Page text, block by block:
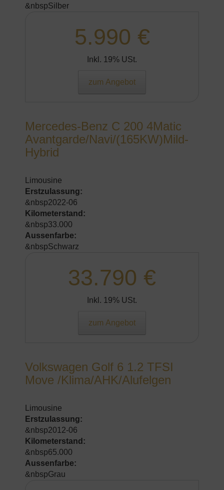
&nbspSilber
5.990 €
Inkl. 19% USt.
zum Angebot
Mercedes-Benz C 200 4Matic
Avantgarde/Navi/(165KW)Mild-
Hybrid
Limousine
Erstzulassung:
&nbsp2022-06
Kilometerstand:
&nbsp33.000
Aussenfarbe:
&nbspSchwarz
33.790 €
Inkl. 19% USt.
zum Angebot
Volkswagen Golf 6 1.2 TFSI
Move /Klima/AHK/Alufelgen
Limousine
Erstzulassung:
&nbsp2012-06
Kilometerstand:
&nbsp65.000
Aussenfarbe:
&nbspGrau